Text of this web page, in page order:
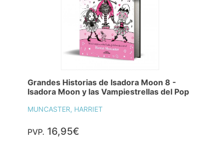
Grandes Historias de Isadora Moon 8 -
Isadora Moon y las Vampiestrellas del Pop
MUNCASTER, HARRIET
PVP. 16,95€